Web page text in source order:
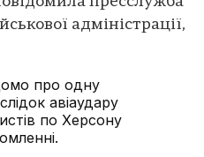
адміністрації,
про одну
авіаудару
по Херсону